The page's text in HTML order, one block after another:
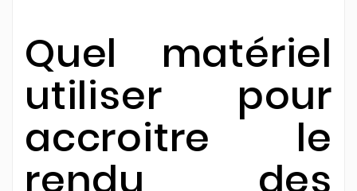
Quel matériel
utiliser pour
accroitre le
rendu des